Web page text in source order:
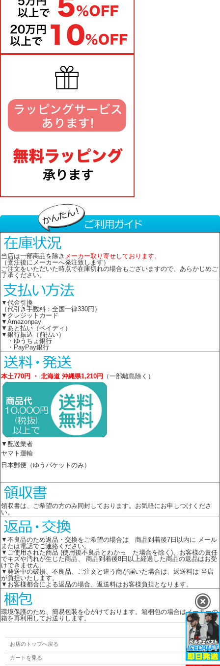
当店は一部商品を除き メーカー取り寄せしております。
（受注後にメーカーへ発注致します）
ご注文をいただいた時点で在庫切れの場合もございますので、あらかじめご
了承ください。
▼代金引換
（代引き手数料：全国一律330円）
▼クレジットカード
▼Amazonpay
▼あと払い（ペイディ）
▼銀行振込（前払い）
・ゆうちょ銀行
・PayPay銀行
本土770円 ・ 北海道 沖縄県1,210円 （一部離島除く）
▼配送業者
ヤマト運輸
日本郵便（ゆうパケットのみ）
領収書は、ご希望の方のみ同封しております。お気軽にお申しつけくださ
い。
▼不良品のため返品・交換をご希望の場合は 商品到着後7日以内に メール
または電話でご連絡ください。
▼ご使用された商品 (使用後不良品とわかっ た場合を除く)、お客様の責任
でキズや汚れが生じた商品、 商品到着後8日以上経過した商品の返品はお受
けできません。
▼発送中の破損、不良品、ご注文と違う商が届いた場合は、返送料は 当店
が負担いたします。
▼お客様都合による返品の場合、返送料はお客様負担となります。
環境保護のため、簡易包装を心がけております。箱梱包の場合はメーカーの
箱を再利用してお送りします。
お店のトップへ戻る
カートを見る